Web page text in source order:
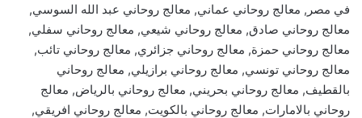
في مصر, معالج روحاني عماني, معالج روحاني عبد الله السوسي,
معالج روحاني صادق, معالج روحاني شيعي, معالج روحاني سفلي,
معالج روحاني حمزة, معالج روحاني جزائري, معالج روحاني تائب,
معالج روحاني تونسي, معالج روحاني برازيلي, معالج روحاني
بالقطيف, معالج روحاني بحريني, معالج روحاني بالرياض, معالج
روحاني بالامارات, معالج روحاني بالكويت, معالج روحاني افريقي,